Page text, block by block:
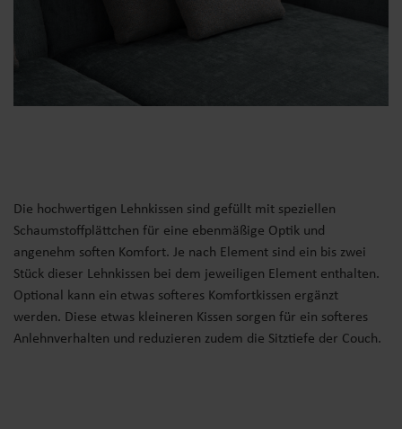
Die hochwertigen Lehnkissen sind gefüllt mit speziellen
Schaumstoffplättchen für eine ebenmäßige Optik und
angenehm soften Komfort. Je nach Element sind ein bis zwei
Stück dieser Lehnkissen bei dem jeweiligen Element enthalten.
Optional kann ein etwas softeres Komfortkissen ergänzt
werden. Diese etwas kleineren Kissen sorgen für ein softeres
Anlehnverhalten und reduzieren zudem die Sitztiefe der Couch.